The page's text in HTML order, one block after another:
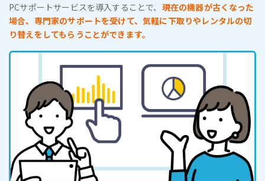
PCサポートサービスを導入することで、 現在の機器が古くなった
場合、専門家のサポートを受けて、気軽に下取りやレンタルの切
り替えをしてもらうことができます。